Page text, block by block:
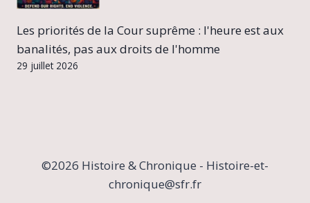
Les priorités de la Cour suprême : l'heure est aux
banalités, pas aux droits de l'homme
29 juillet 2026
©2026 Histoire & Chronique - Histoire-et-
chronique@sfr.fr